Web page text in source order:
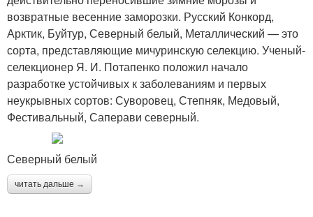
возвратные весенние заморозки. Русский Конкорд,
Арктик, Буйтур, Северный белый, Металлический — это
сорта, представляющие мичуринскую селекцию. Ученый-
селекционер Я. И. Потапенко положил начало
разработке устойчивых к заболеваниям и первых
неукрывных сортов: Суворовец, Степняк, Медовый,
Фестивальный, Саперави северный.
Северный белый
читать дальше →